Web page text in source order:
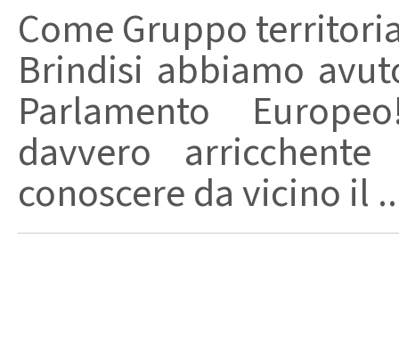
Come Gruppo
Brindisi abbiamo
Parlamento
davvero
conoscere da vicino il